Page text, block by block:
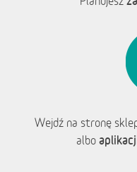
Wejdź na stronę
albo